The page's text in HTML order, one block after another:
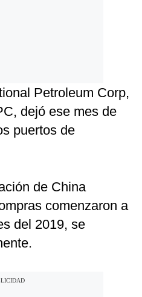
Petroleum Corp,
dejó ese mes de
puertos de
de China
comenzaron a
del 2019, se